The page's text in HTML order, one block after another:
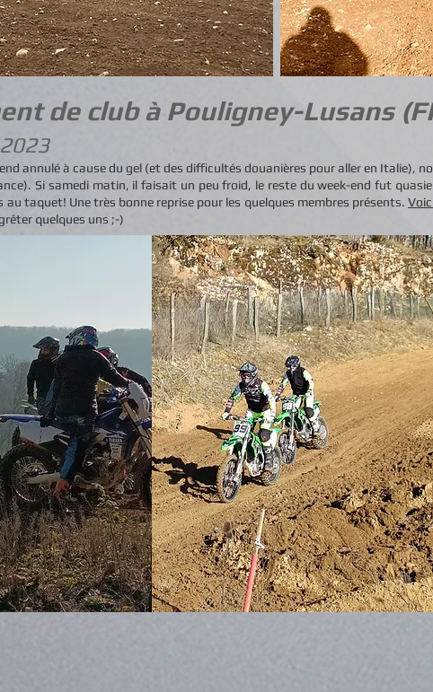
de club à Pouligney-Lusans
annulé à cause du gel (et des difficultés douanières pour aller en Italie),
Si samedi matin, il faisait un peu froid, le reste du week-end fut
au taquet! Une très bonne reprise pour les quelques membres présents.
quelques uns ;-)